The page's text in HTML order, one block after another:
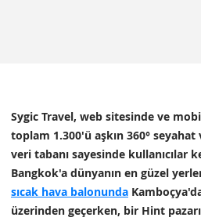
Sygic Travel, web sitesinde ve
toplam 1.300'ü aşkın 360°
veri tabanı sayesinde kullanıcılar
Bangkok'a dünyanın en güzel
sıcak hava balonunda
üzerinden geçerken, bir Hint